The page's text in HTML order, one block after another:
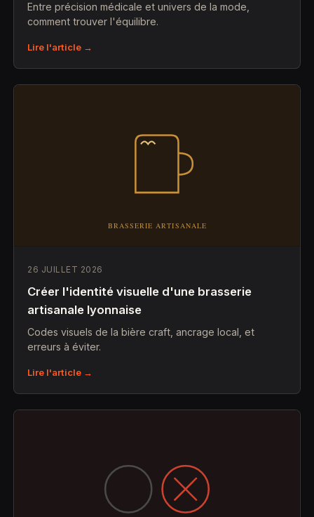
Entre précision médicale et univers de la mode,
comment trouver l'équilibre.
Lire l'article →
26 JUILLET 2026
Créer l'identité visuelle d'une brasserie
artisanale lyonnaise
Codes visuels de la bière craft, ancrage local, et
erreurs à éviter.
Lire l'article →